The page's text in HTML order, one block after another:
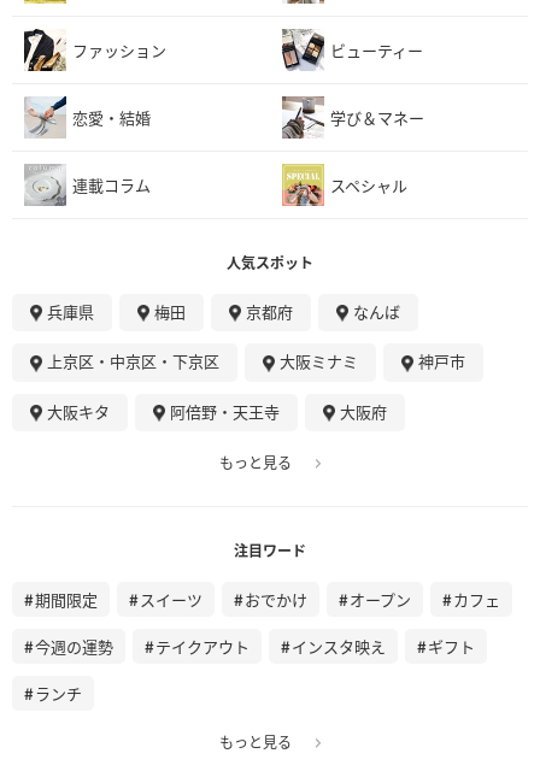
ファッション ビューティー
恋愛・結婚 学び＆マネー
連載コラム スペシャル
人気スポット
兵庫県 梅田 京都府 なんば
上京区・中京区・下京区 大阪ミナミ 神戸市
大阪キタ 阿倍野・天王寺 大阪府
もっと見る
注目ワード
期間限定 スイーツ おでかけ オープン カフェ
今週の運勢 テイクアウト インスタ映え ギフト
ランチ
もっと見る